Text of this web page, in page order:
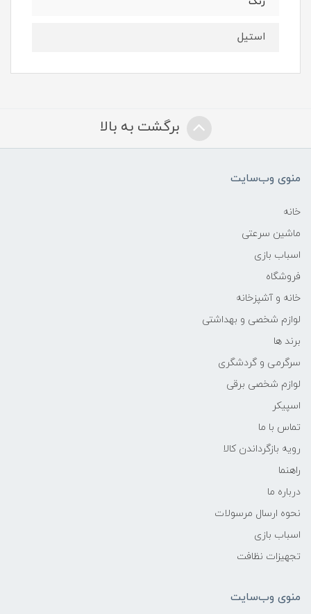
استیل
برگشت به بالا
منوی وب‌سایت
خانه
ماشین سرعتی
اسباب بازی
فروشگاه
خانه و آشپزخانه
لوازم شخصی و بهداشتی
برند ها
سرگرمی و گردشگری
لوازم شخصی برقی
اسپیکر
تماس با ما
رویه بازگرداندن کالا
راهنما
درباره ما
نحوه ارسال مرسولات
اسباب بازی
تجهیزات نظافت
منوی وب‌سایت